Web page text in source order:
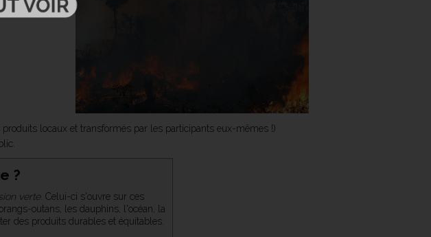
locaux et transformés par les participants eux-mêmes !)
?
verte. Celui-ci s'ouvre sur ces
outans, les dauphins, l'océan, la
des produits durables et équitables.